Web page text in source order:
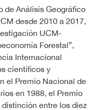
de Análisis Geográfico
desde 2010 a 2017,
UCM-
Forestal”,
Internacional
científicos y
el Premio Nacional de
en 1988, el Premio
entre los diez